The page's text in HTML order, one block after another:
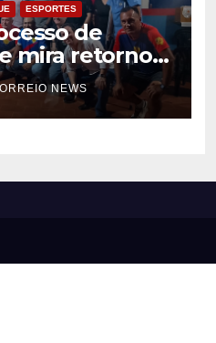
ESPORTES
de
mira retorno
em
NEWS